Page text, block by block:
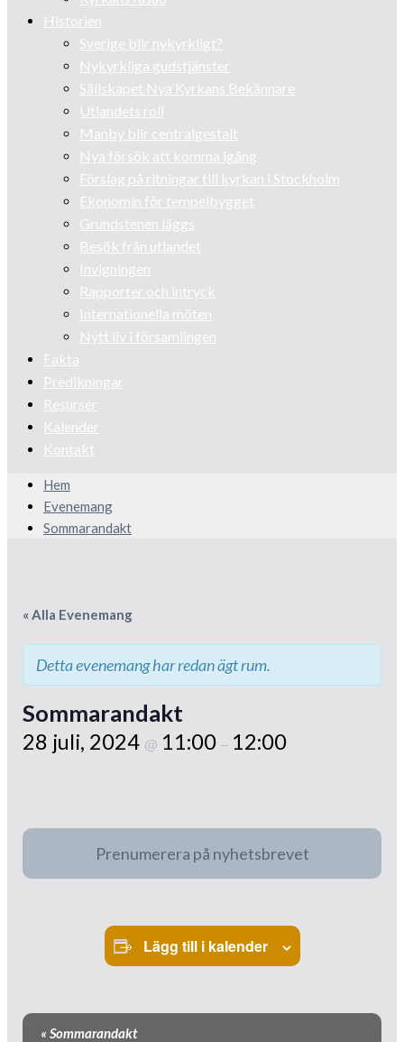
Historien
Sverige blir nykyrkligt?
Nykyrkliga gudstjänster
Sällskapet Nya Kyrkans Bekännare
Utlandets roll
Manby blir centralgestalt
Nya försök att komma igång
Förslag på ritningar till kyrkan i Stockholm
Ekonomin för tempelbygget
Grundstenen läggs
Besök från utlandet
Invigningen
Rapporter och intryck
Internationella möten
Nytt liv i församlingen
Fakta
Predikningar
Resurser
Kalender
Kontakt
Hem
Evenemang
Sommarandakt
« Alla Evenemang
Detta evenemang har redan ägt rum.
Sommarandakt
28 juli, 2024 @ 11:00– 12:00
Prenumerera på nyhetsbrevet
Lägg till i kalender
Evenemang-
« Sommarandakt